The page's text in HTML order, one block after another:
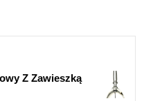
Z Zawieszką